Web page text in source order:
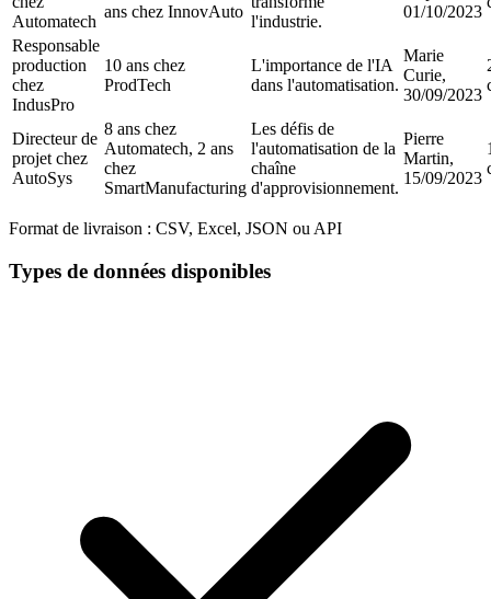
Automatech
ans chez InnovAuto
l'industrie.
01/10/2023
Responsable
production
chez
IndusPro
10 ans chez
ProdTech
L'importance de l'IA
dans l'automatisation.
Marie
Curie,
30/09/2023
Directeur de
projet chez
AutoSys
8 ans chez
Automatech, 2 ans
chez
SmartManufacturing
Les défis de
l'automatisation de la
chaîne
d'approvisionnement.
Pierre
Martin,
15/09/2023
Format de livraison : CSV, Excel, JSON ou API
Types de données disponibles